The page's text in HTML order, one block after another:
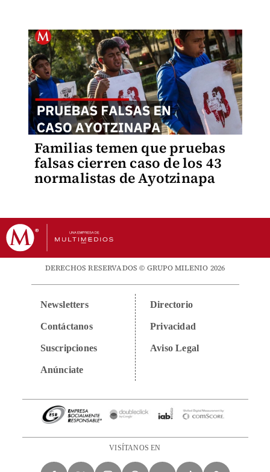
Familias temen que pruebas
falsas cierren caso de los 43
normalistas de Ayotzinapa
DERECHOS RESERVADOS © GRUPO MILENIO 2026
Newsletters
Contáctanos
Suscripciones
Anúnciate
Directorio
Privacidad
Aviso Legal
VISÍTANOS EN